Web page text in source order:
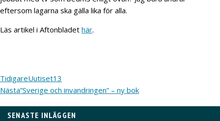
eftersom lagarna ska gälla lika för alla.
Läs artikel i Aftonbladet här.
TidigareUutiset13
Nästa”Sverige och invandringen” – ny bok
SENASTE INLÄGGEN